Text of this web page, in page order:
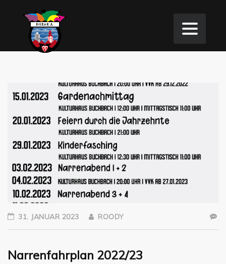
31. JANUAR 2023 ROODY
Narrenfahrplan 2022/23